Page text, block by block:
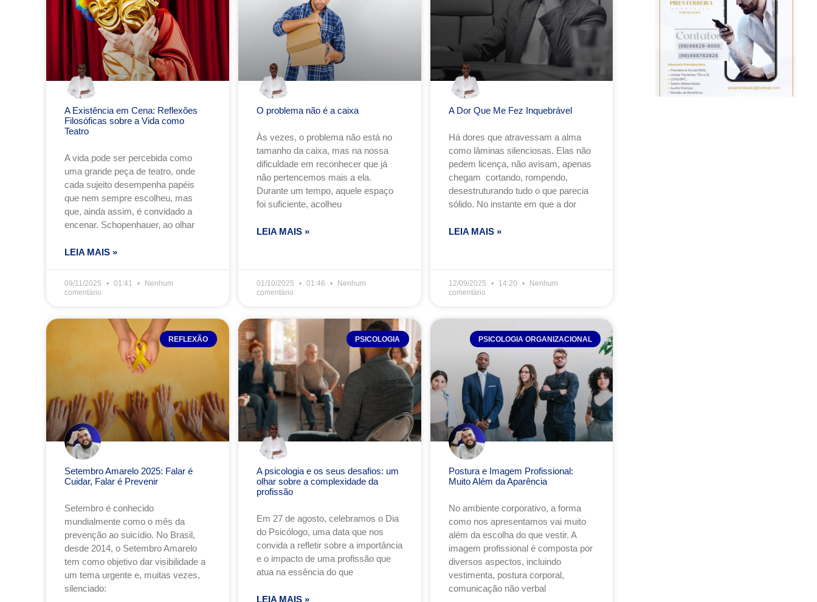
A Existência em Cena: Reflexões
Filosóficas sobre a Vida como
Teatro
A vida pode ser percebida como
uma grande peça de teatro, onde
cada sujeito desempenha papéis
que nem sempre escolheu, mas
que, ainda assim, é convidado a
encenar. Schopenhauer, ao olhar
LEIA MAIS »
09/11/2025 01:41
Nenhum
comentário
O problema não é a caixa
Às vezes, o problema não está no
tamanho da caixa, mas na nossa
dificuldade em reconhecer que já
não pertencemos mais a ela.
Durante um tempo, aquele espaço
foi suficiente, acolheu
LEIA MAIS »
01/10/2025 01:46
Nenhum
comentário
A Dor Que Me Fez Inquebrável
Há dores que atravessam a alma
como lâminas silenciosas. Elas não
pedem licença, não avisam, apenas
chegam cortando, rompendo,
desestruturando tudo o que parecia
sólido. No instante em que a dor
LEIA MAIS »
12/09/2025 14:20
Nenhum
comentário
REFLEXÃO
Setembro Amarelo 2025: Falar é
Cuidar, Falar é Prevenir
Setembro é conhecido
mundialmente como o mês da
prevenção ao suicídio. No Brasil,
desde 2014, o Setembro Amarelo
tem como objetivo dar visibilidade a
um tema urgente e, muitas vezes,
silenciado:
PSICOLOGIA
A psicologia e os seus desafios: um
olhar sobre a complexidade da
profissão
Em 27 de agosto, celebramos o Dia
do Psicólogo, uma data que nos
convida a refletir sobre a importância
e o impacto de uma profissão que
atua na essência do que
LEIA MAIS »
PSICOLOGIA ORGANIZACIONAL
Postura e Imagem Profissional:
Muito Além da Aparência
No ambiente corporativo, a forma
como nos apresentamos vai muito
além da escolha do que vestir. A
imagem profissional é composta por
diversos aspectos, incluindo
vestimenta, postura corporal,
comunicação não verbal